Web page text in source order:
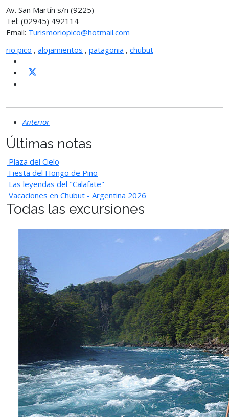
Av. San Martín s/n (9225)
Tel: (02945) 492114
Email: Turismoriopico@hotmail.com
rio pico , alojamientos , patagonia , chubut
Anterior
Últimas notas
Plaza del Cielo
Fiesta del Hongo de Pino
Las leyendas del "Calafate"
Vacaciones en Chubut - Argentina 2026
Todas las excursiones